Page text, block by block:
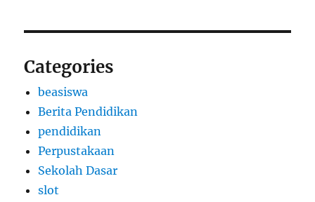
Categories
beasiswa
Berita Pendidikan
pendidikan
Perpustakaan
Sekolah Dasar
slot